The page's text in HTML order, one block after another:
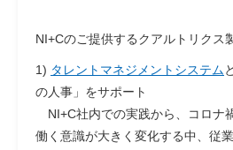
NI+Cのご提供するクアルトリクス
1) タレントマネジメントシステム
の人事」をサポート
NI+C社内での実践から、コロナ
働く意識が大きく変化する中、従